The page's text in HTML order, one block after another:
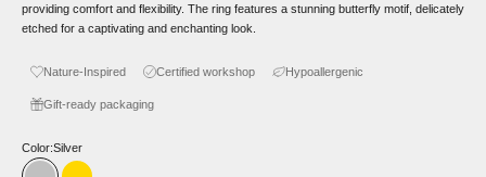
providing comfort and flexibility. The ring features a stunning butterfly motif, delicately
etched for a captivating and enchanting look.
Nature-Inspired Certified workshop Hypoallergenic
Gift-ready packaging
Color:Silver